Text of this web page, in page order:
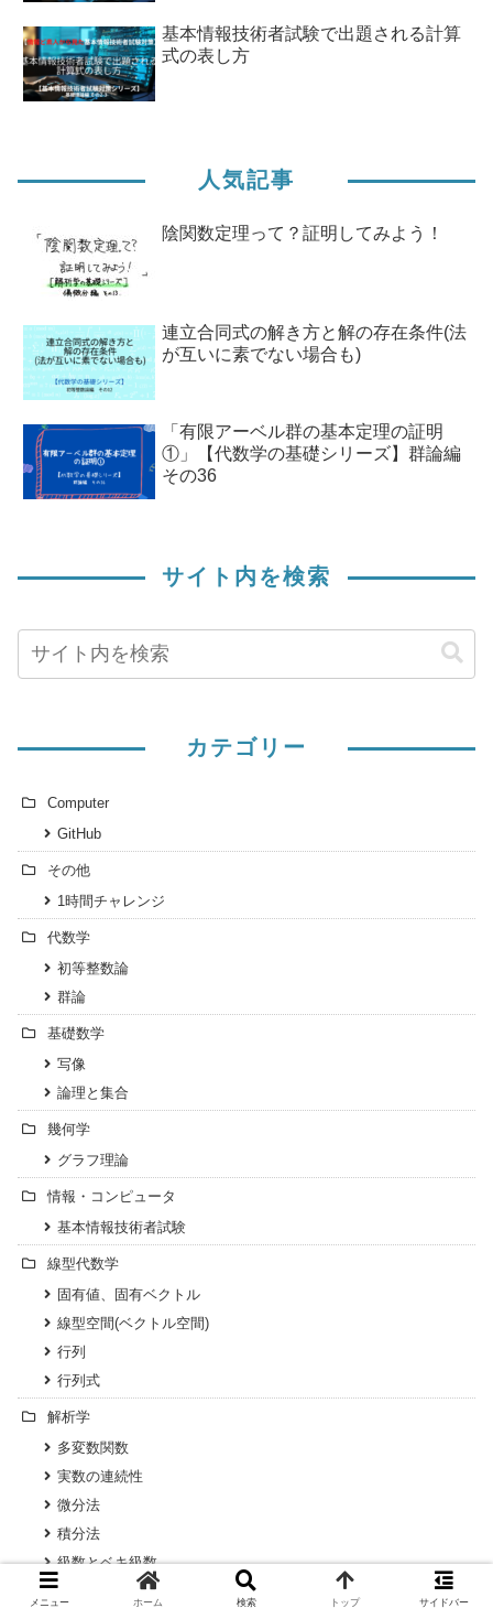
基本情報技術者試験で出題される計算
式の表し方
人気記事
陰関数定理って？証明してみよう！
連立合同式の解き方と解の存在条件(法
が互いに素でない場合も)
「有限アーベル群の基本定理の証明
①」【代数学の基礎シリーズ】群論編
その36
サイト内を検索
カテゴリー
Computer
GitHub
その他
1時間チャレンジ
代数学
初等整数論
群論
基礎数学
写像
論理と集合
幾何学
グラフ理論
情報・コンピュータ
基本情報技術者試験
線型代数学
固有値、固有ベクトル
線型空間(ベクトル空間)
行列
行列式
解析学
多変数関数
実数の連続性
微分法
積分法
級数とベキ級数
関数の極限
メニュー ホーム 検索 トップ サイドバー